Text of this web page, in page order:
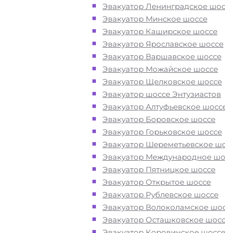
Эвакуатор Ленинградское
Эвакуатор Минское шоссе
Эвакуатор Каширское шоссе
Эвакуатор Ярославское шоссе
Эвакуатор Варшавское шоссе
Эвакуатор Можайское шоссе
Эвакуатор Щелковское шоссе
Эвакуатор шоссе Энтузиастов
Эвакуатор Алтуфьевское
Эвакуатор Боровское шоссе
Эвакуатор Горьковское шоссе
Эвакуатор Шереметьевское
Эвакуатор Международное
Эвакуатор Пятницкое шоссе
Эвакуатор Открытое шоссе
Эвакуатор Рублевское шоссе
Эвакуатор Волоколамское
Эвакуатор Осташковское
Погрузим бережно- в наличии всё
оборудование для эвакуации и
перевозки автомобиля по району
Восточное Дегунино в САО при
или после ДТП
Перевезём аккуратно- за рулем
автоэвакуаторов только водители
профессионалы
Цена известна при заказе услуги
Восточное Дегунино
недорого" - доступная стоимость
без скрытых наценок
Круглосуточная поддержка-